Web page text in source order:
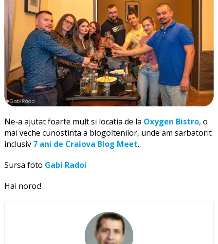
Ne-a ajutat foarte mult si locatia de la Oxygen Bistro, o
mai veche cunostinta a blogoltenilor, unde am sarbatorit
inclusiv 7 ani de Craiova Blog Meet.
Sursa foto Gabi Radoi
Hai noroc!